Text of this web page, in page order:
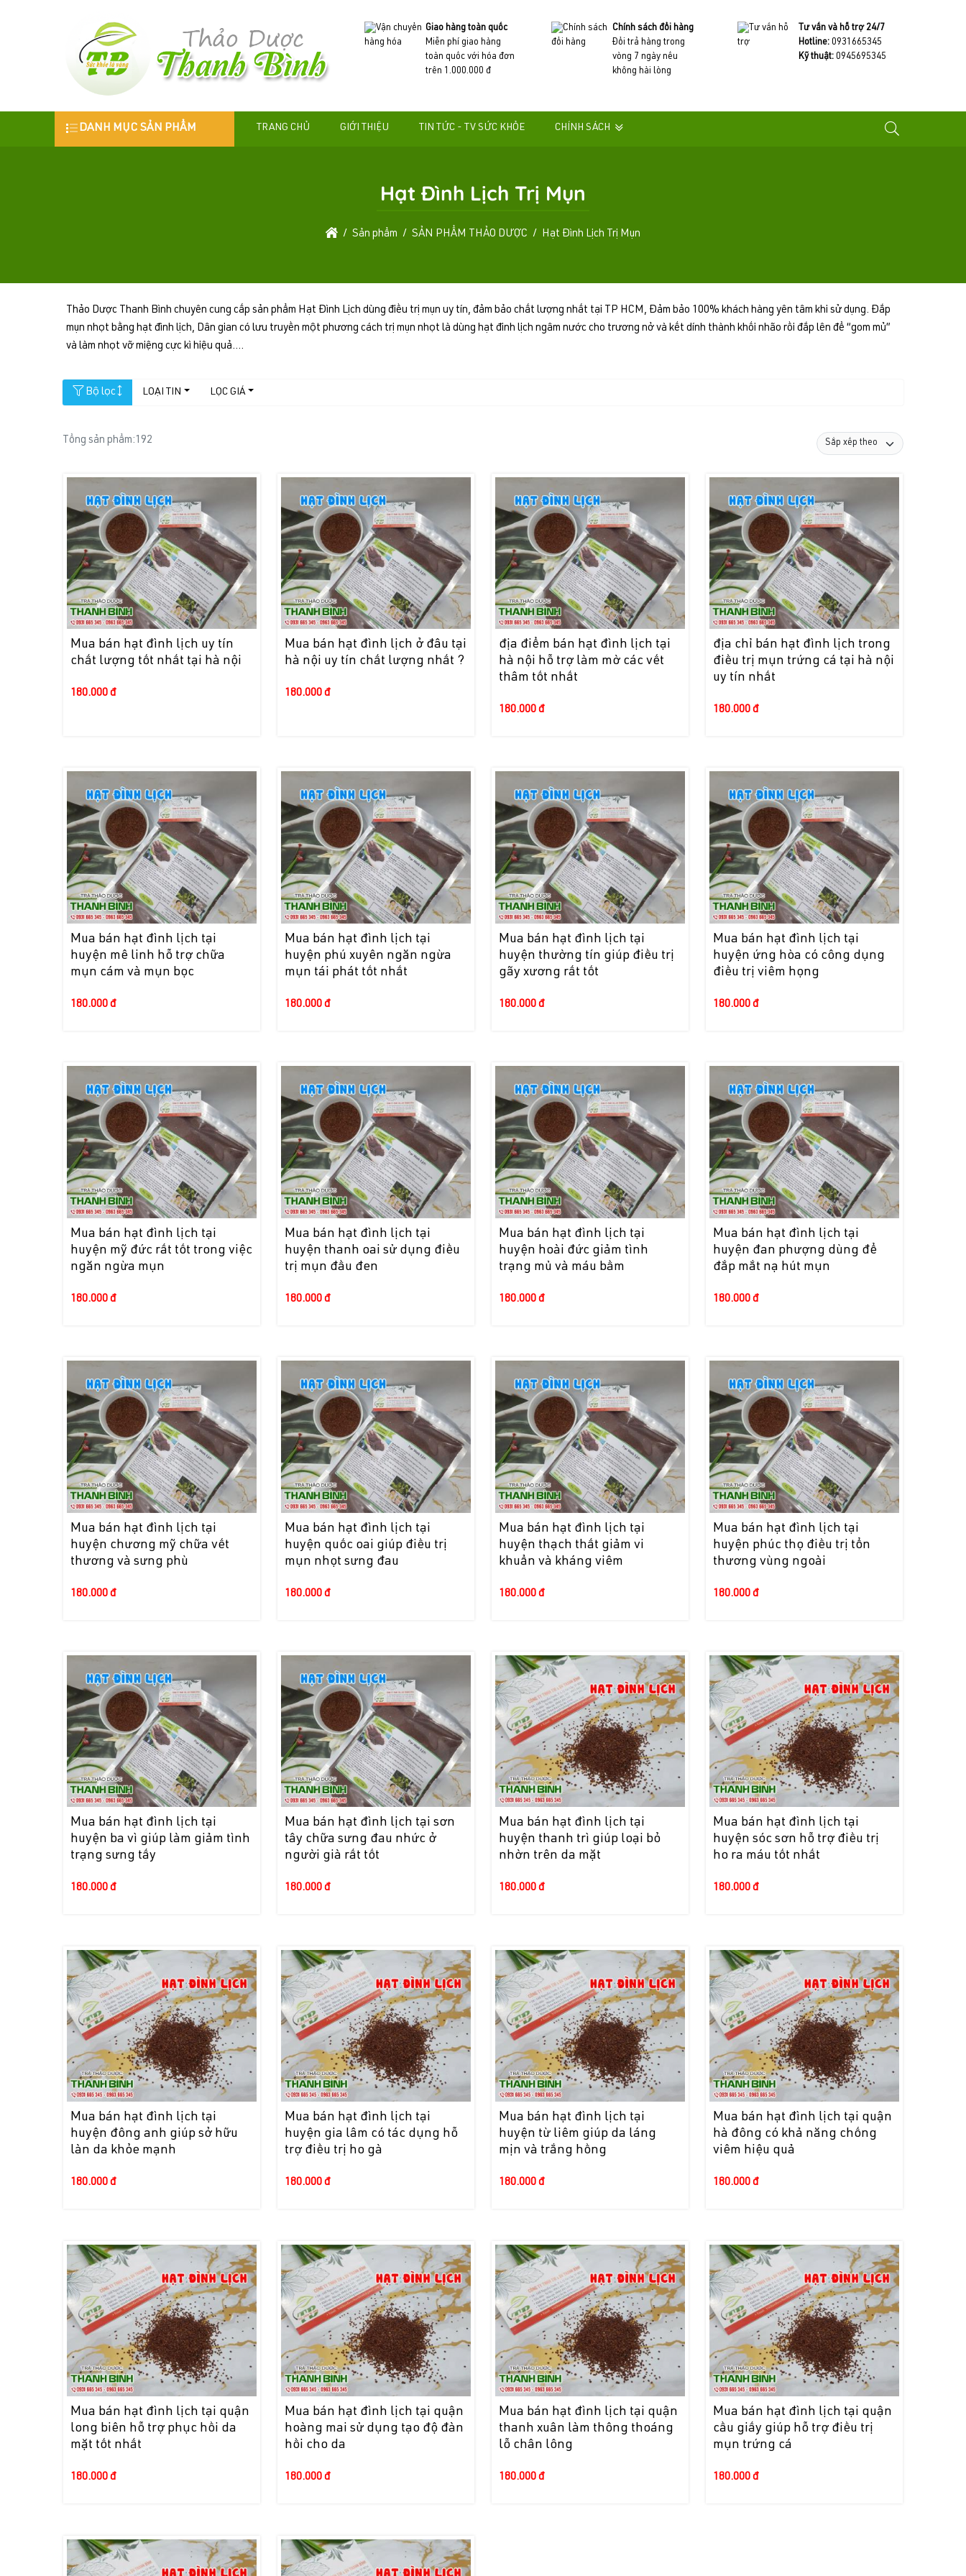
Giao hàng toàn quốc
Miễn phí giao hàng
toàn quốc với hóa đơn
trên 1.000.000 đ
Chính sách đổi hàng
Đổi trả hàng trong
vòng 7 ngày nếu
không hài lòng
Tư vấn và hỗ trợ 24/7
Hotline:0931665345
Kỹ thuật: 0945695345
DANH MỤC SẢN PHẨM TRANG CHỦ GIỚI THIỆU TIN TỨC - TV SỨC KHỎE CHÍNH SÁCH
Hạt Đình Lịch Trị Mụn
Sản phẩm SẢN PHẨM THẢO DƯỢC Hạt Đình Lịch Trị Mụn
Thảo Dược Thanh Bình chuyên cung cấp sản phẩm Hạt Đình Lịch dùng điều trị mụn uy tín, đảm bảo chất lượng nhất tại TP HCM, Đảm bảo 100% khách hàng yên tâm khi sử dụng. Đắp
mụn nhọt bằng hạt đình lịch, Dân gian có lưu truyền một phương cách trị mụn nhọt là dùng hạt đinh lịch ngâm nước cho trương nở và kết dính thành khối nhão rồi đắp lên để “gom mủ”
và làm nhọt vỡ miệng cực kì hiệu quả....
Bộ lọc LOẠI TIN LỌC GIÁ
Tổng sản phẩm: 192
Mua bán hạt đình lịch uy tín
chất lượng tốt nhất tại hà nội
180.000 đ
Mua bán hạt đình lịch ở đâu tại
hà nội uy tín chất lượng nhất ?
180.000 đ
địa điểm bán hạt đình lịch tại
hà nội hỗ trợ làm mờ các vết
thâm tốt nhất
180.000 đ
địa chỉ bán hạt đình lịch trong
điều trị mụn trứng cá tại hà nội
uy tín nhất
180.000 đ
Mua bán hạt đình lịch tại
huyện mê linh hỗ trợ chữa
mụn cám và mụn bọc
180.000 đ
Mua bán hạt đình lịch tại
huyện phú xuyên ngăn ngừa
mụn tái phát tốt nhất
180.000 đ
Mua bán hạt đình lịch tại
huyện thường tín giúp điều trị
gãy xương rất tốt
180.000 đ
Mua bán hạt đình lịch tại
huyện ứng hòa có công dụng
điều trị viêm họng
180.000 đ
Mua bán hạt đình lịch tại
huyện mỹ đức rất tốt trong việc
ngăn ngừa mụn
180.000 đ
Mua bán hạt đình lịch tại
huyện thanh oai sử dụng điều
trị mụn đầu đen
180.000 đ
Mua bán hạt đình lịch tại
huyện hoài đức giảm tình
trạng mủ và máu bầm
180.000 đ
Mua bán hạt đình lịch tại
huyện đan phượng dùng để
đắp mắt nạ hút mụn
180.000 đ
Mua bán hạt đình lịch tại
huyện chương mỹ chữa vết
thương và sưng phù
180.000 đ
Mua bán hạt đình lịch tại
huyện quốc oai giúp điều trị
mụn nhọt sưng đau
180.000 đ
Mua bán hạt đình lịch tại
huyện thạch thất giảm vi
khuẩn và kháng viêm
180.000 đ
Mua bán hạt đình lịch tại
huyện phúc thọ điều trị tổn
thương vùng ngoài
180.000 đ
Mua bán hạt đình lịch tại
huyện ba vì giúp làm giảm tình
trạng sưng tấy
180.000 đ
Mua bán hạt đình lịch tại sơn
tây chữa sưng đau nhức ở
người già rất tốt
180.000 đ
Mua bán hạt đình lịch tại
huyện thanh trì giúp loại bỏ
nhờn trên da mặt
180.000 đ
Mua bán hạt đình lịch tại
huyện sóc sơn hỗ trợ điều trị
ho ra máu tốt nhất
180.000 đ
Mua bán hạt đình lịch tại
huyện đông anh giúp sở hữu
làn da khỏe mạnh
180.000 đ
Mua bán hạt đình lịch tại
huyện gia lâm có tác dụng hỗ
trợ điều trị ho gà
180.000 đ
Mua bán hạt đình lịch tại
huyện từ liêm giúp da láng
mịn và trắng hồng
180.000 đ
Mua bán hạt đình lịch tại quận
hà đông có khả năng chống
viêm hiệu quả
180.000 đ
Mua bán hạt đình lịch tại quận
long biên hỗ trợ phục hồi da
mặt tốt nhất
180.000 đ
Mua bán hạt đình lịch tại quận
hoàng mai sử dụng tạo độ đàn
hồi cho da
180.000 đ
Mua bán hạt đình lịch tại quận
thanh xuân làm thông thoáng
lỗ chân lông
180.000 đ
Mua bán hạt đình lịch tại quận
cầu giấy giúp hỗ trợ điều trị
mụn trứng cá
180.000 đ